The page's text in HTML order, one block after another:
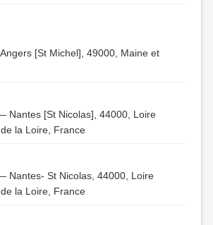
[St Michel], 49000, Maine et
Nantes [St Nicolas], 44000, Loire
la Loire, France
Nantes- St Nicolas, 44000, Loire
la Loire, France